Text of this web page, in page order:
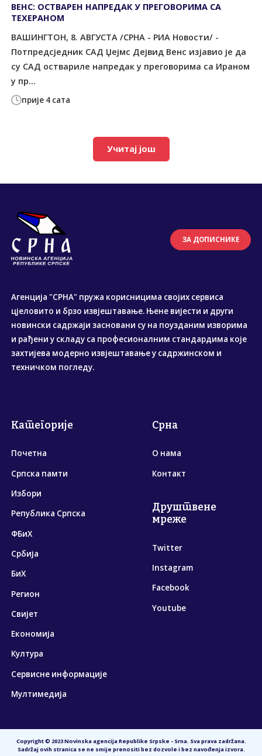
прије 4 сата
ВЕНС: ОСТВАРЕН НАПРЕДАК У ПРЕГОВОРИМА СА
ТЕХЕРАНОМ
ВАШИНГТОН, 8. АВГУСТА /СРНА - РИА Новости/ -
Потпредсједник САД Џејмс Дејвид Венс изјавио је да
су САД оствариле напредак у преговорима са Ираном
у пр...
Учитај још
ЗА ДОПИСНИКЕ
Агенција "СРНА" пружа корисницима својих сервиса
цјеловито и брзо извјештавање. Њене вијести и други
новински садржаји засновани су на поузданим изворима
и рађени у складу са професионалним стандардима које
захтијева модерно извјештавање у садржинском и
техничком погледу.
Категорије
Почетна
Српска памти
Избори
Република Српска
ФБиХ
Србија
БиХ
Регион
Свијет
Економија
Култура
Сервисне информације
Мултимедија
Срна
О нама
Контакт
Друштвене
мреже
Twitter
Instagram
Facebook
Youtube
Copyright © 2023 Novinska agencija Republike Srpske - Srna. Sva prava zadržana.
Sadržaj ovih stranica se ne smije prenositi bez dozvole i bez navođenja izvora.